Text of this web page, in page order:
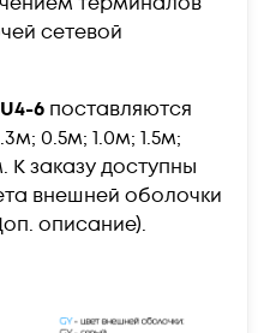
сетевой
6 поставляются
0.5м; 1.0м; 1.5м;
К заказу доступны
внешней оболочки
описание).